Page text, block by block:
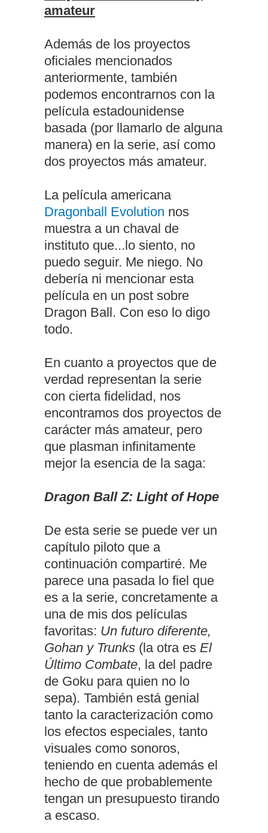
amateur
Además de los proyectos
oficiales mencionados
anteriormente, también
podemos encontrarnos con la
película estadounidense
basada (por llamarlo de alguna
manera) en la serie, así como
dos proyectos más amateur.
La película americana
Dragonball Evolution nos
muestra a un chaval de
instituto que...lo siento, no
puedo seguir. Me niego. No
debería ni mencionar esta
película en un post sobre
Dragon Ball. Con eso lo digo
todo.
En cuanto a proyectos que de
verdad representan la serie
con cierta fidelidad, nos
encontramos dos proyectos de
carácter más amateur, pero
que plasman infinitamente
mejor la esencia de la saga:
Dragon Ball Z: Light of Hope
De esta serie se puede ver un
capítulo piloto que a
continuación compartiré. Me
parece una pasada lo fiel que
es a la serie, concretamente a
una de mis dos películas
favoritas: Un futuro diferente,
Gohan y Trunks (la otra es El
Último Combate, la del padre
de Goku para quien no lo
sepa). También está genial
tanto la caracterización como
los efectos especiales, tanto
visuales como sonoros,
teniendo en cuenta además el
hecho de que probablemente
tengan un presupuesto tirando
a escaso.